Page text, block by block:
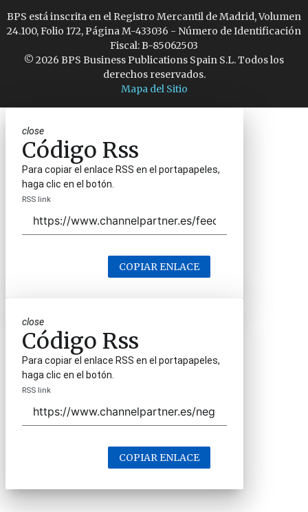
BPS está inscrita en el Registro Mercantil de Madrid, Volumen
24.100, Folio 172, Página M-433036 - Número de Identificación
Fiscal: B-85062503
© 2026 BPS Business Publications Spain S.L. Todos los
derechos reservados.
Mapa del Sitio
close
Código Rss
Para copiar el enlace RSS en el portapapeles,
haga clic en el botón.
RSS link
COPIAR ENLACE
close
Código Rss
Para copiar el enlace RSS en el portapapeles,
haga clic en el botón.
RSS link
COPIAR ENLACE